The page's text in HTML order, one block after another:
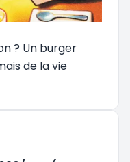
? Un burger
de la vie